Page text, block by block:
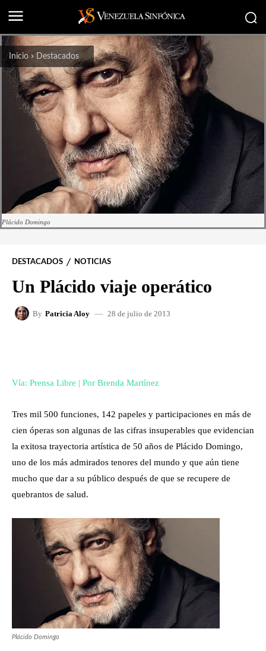
Inicio Destacados
Plácido Domingo
DESTACADOS NOTICIAS
Un Plácido viaje operático
By Patricia Aloy 28 de julio de 2013
Vía: Prensa Libre | Por Brenda Martínez
Tres mil 500 funciones, 142 papeles y participaciones en más de
cien óperas son algunas de las cifras insuperables que evidencian
la exitosa trayectoria artística de 50 años de Plácido Domingo,
uno de los más admirados tenores del mundo y que aún tiene
mucho que dar a su público después de que se recupere de
quebrantos de salud.
Plácido Domingo